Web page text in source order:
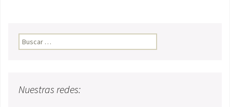
Buscar:
Nuestras redes: